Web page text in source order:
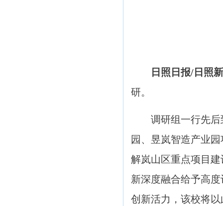
日照日报/日照新
研。
调研组一行先
园、昱岚智造产业
解岚山区重点项目
新深度融合给予高
创新活力，该校将